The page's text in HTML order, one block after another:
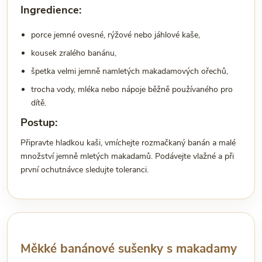
Ingredience:
porce jemné ovesné, rýžové nebo jáhlové kaše,
kousek zralého banánu,
špetka velmi jemně namletých makadamových ořechů,
trocha vody, mléka nebo nápoje běžně používaného pro
dítě.
Postup:
Připravte hladkou kaši, vmíchejte rozmačkaný banán a malé
množství jemně mletých makadamů. Podávejte vlažné a při
první ochutnávce sledujte toleranci.
Měkké banánové sušenky s makadamy